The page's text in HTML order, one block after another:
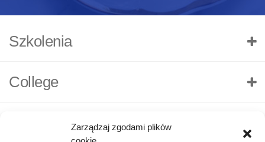
Zarządzaj zgodami plików
Szkolenia
College